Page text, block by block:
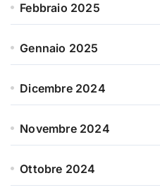
Febbraio 2025
Gennaio 2025
Dicembre 2024
Novembre 2024
Ottobre 2024